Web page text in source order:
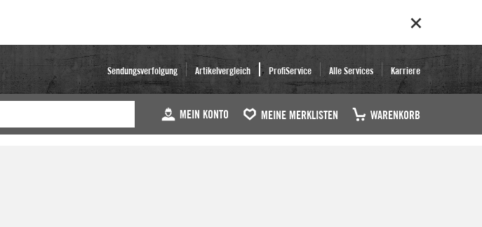
Sendungsverfolgung Artikelvergleich ProfiService Alle Services Karriere
MEIN KONTO MEINE MERKLISTEN WARENKORB